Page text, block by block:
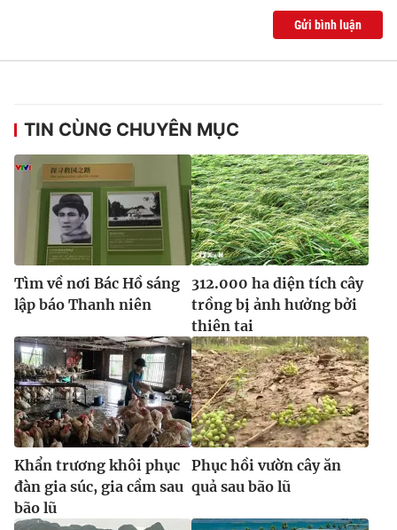
Liên hệ quảng cáo:024-7300.7108
® Cấm sao chép dưới mọi hình thức nếu không có sự chấp
thuận bằng văn bản. Ghi rõ nguồn VTV.vn khi phát hành lại
thông tin từ website này.
Gửi bình luận
TIN CÙNG CHUYÊN MỤC
Tìm về nơi Bác Hồ sáng
lập báo Thanh niên
312.000 ha diện tích cây
trồng bị ảnh hưởng bởi
thiên tai
Khẩn trương khôi phục
đàn gia súc, gia cầm sau
bão lũ
Phục hồi vườn cây ăn
quả sau bão lũ